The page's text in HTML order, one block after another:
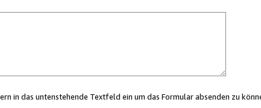
in das untenstehende Textfeld ein um das Formular absenden zu